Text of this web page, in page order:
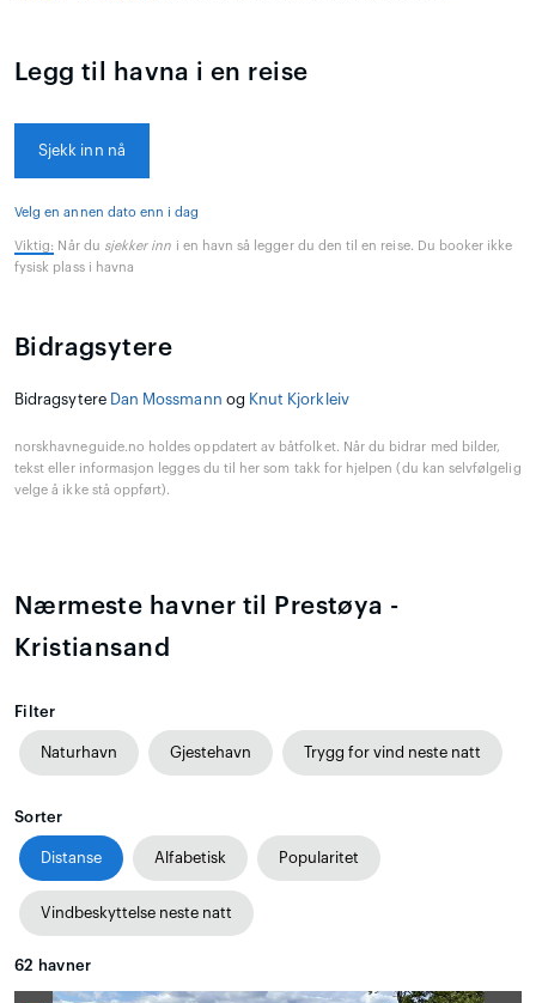
Legg til havna i en reise
Sjekk inn nå
Velg en annen dato enn i dag
Viktig: Når du sjekker inn i en havn så legger du den til en reise. Du booker ikke
fysisk plass i havna
Bidragsytere
Bidragsytere Dan Mossmann og Knut Kjorkleiv
norskhavneguide.no holdes oppdatert av båtfolket. Når du bidrar med bilder,
tekst eller informasjon legges du til her som takk for hjelpen (du kan selvfølgelig
velge å ikke stå oppført).
Nærmeste havner til Prestøya -
Kristiansand
Filter
Naturhavn Gjestehavn Trygg for vind neste natt
Sorter
Distanse Alfabetisk Popularitet
Vindbeskyttelse neste natt
62 havner